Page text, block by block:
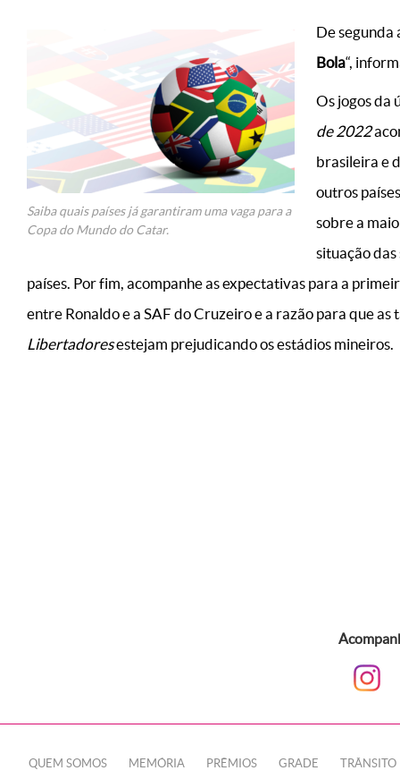
Saiba quais países já garantiram uma vaga para a
Copa do Mundo do Catar.
De segunda
Bola“,
Os jogos da
de 2022
brasileira e
outros
sobre a
situação
países. Por fim, acompanhe as expectativas para a
entre Ronaldo e a SAF do Cruzeiro e a razão para que
Libertadoresestejam prejudicando os estádios mineiros.
QUEM SOMOS MEMÓRIA PRÊMIOS GRADE TRÂNSITO